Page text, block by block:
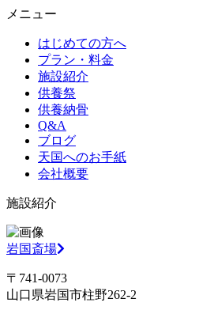
メニュー
はじめての方へ
プラン・料金
施設紹介
供養祭
供養納骨
Q&A
ブログ
天国へのお手紙
会社概要
施設紹介
岩国斎場
〒741-0073
山口県岩国市柱野262-2